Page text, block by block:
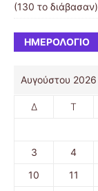
(130 το διάβασαν)
ΗΜΕΡΟΛΌΓΙΟ
Αυγούστου 2026
Δ Τ
3
4
10
11